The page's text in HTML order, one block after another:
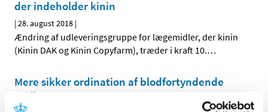
der indeholder kinin
|28. august 2018 |
Ændring af udleveringsgruppe for lægemidler, der kinin
(Kinin DAK og Kinin Copyfarm), træder i kraft 10.…
Mere sikker ordination af blodfortyndende
midler